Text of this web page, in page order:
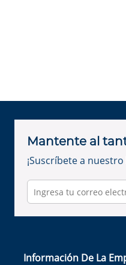
Mantente al
¡Suscríbete a
Información De La